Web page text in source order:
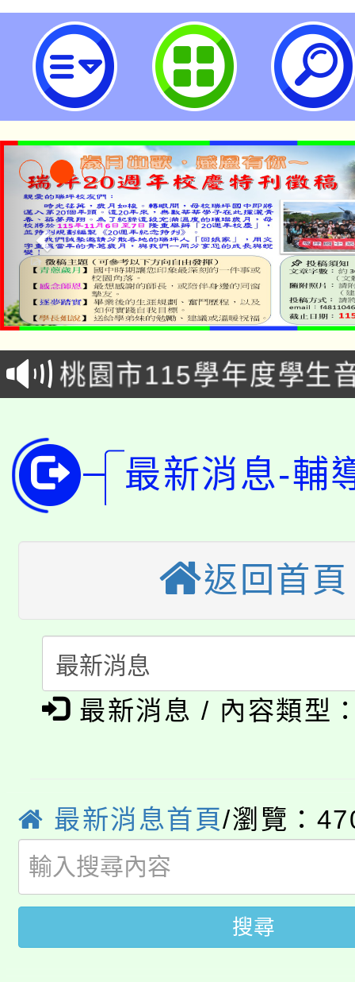
轉知中壢家商辦理「AI創意設計與
坊：打造你的專屬產品」-桃園市
公告本校115學年度第
代理(課)教師甄選結果(
「2026金融保險知識
車」活動
桃園市115學年度學生
生本土語及新住民語歌
公告本校115學年度第
代理(課)教師甄選結果(
公告本校115學年度第
代理(課)教師甄選結果(
轉知中國文化大學推廣
程，歡迎學生輔導中心
心理、諮商輔導、社會
系所師生報名參加。
縣市「校園短影音徵
踴躍報名參加。
桃園市115學年度學生
「桃園市補助參觀特色
展演活動實施計畫」
115年度「教育部表揚
義教育推展貢獻獎」
公告本校115學年度第
代理(課)教師甄選結果(
「2026金融保險知識
生本土語及新住民語歌
公告本校115學年度第
代理(課)教師甄選結果(
公告本校115學年度第
代理(課)教師甄選結果
轉知中國文化大學推廣
《TA101》溝通分析基
轉知苗栗縣政府辦理
最新消息-輔
返回首頁
最新消息 / 內容類型
最新消息首頁/瀏覽：
搜尋